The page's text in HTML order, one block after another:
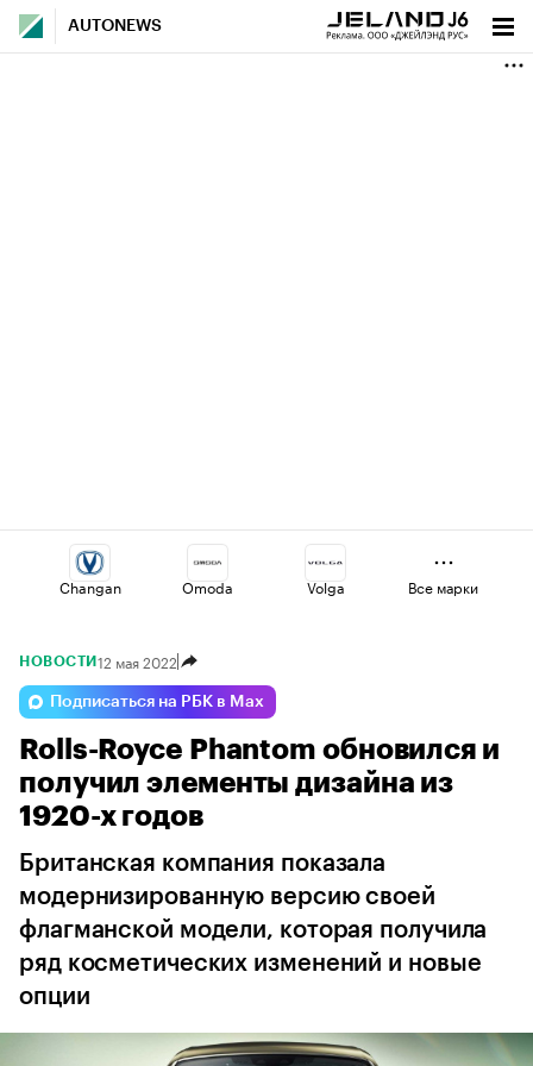
AUTONEWS
Changan Omoda Volga
Jaecoo Voyah
Esteo Geely Haval
Все марки
НОВОСТИ 12 мая 2022
Подписаться на РБК в Max
Rolls-Royce Phantom обновился и
получил элементы дизайна из
1920-х годов
Британская компания показала
модернизированную версию своей
флагманской модели, которая получила
ряд косметических изменений и новые
опции